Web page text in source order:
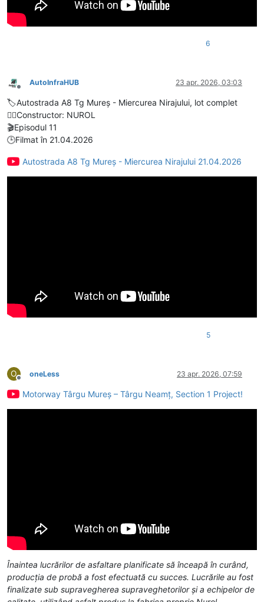
6
Deconectat
AutoInfraHUB 23 apr. 2026, 03:03
🏷️Autostrada A8 Tg Mureș - Miercurea Nirajului, lot complet
👷‍♂️Constructor: NUROL
🎬Episodul 11
🕒Filmat în 21.04.2026
Autostrada A8 Tg Mureș - Miercurea Nirajului 21.04.2026
5
O
Deconectat
oneLess 23 apr. 2026, 07:59
Motorway Târgu Mureș – Târgu Neamț, Section 1 Project!
Înaintea lucrărilor de asfaltare planificate să înceapă în curând,
producția de probă a fost efectuată cu succes. Lucrările au fost
finalizate sub supravegherea supraveghetorilor și a echipelor de